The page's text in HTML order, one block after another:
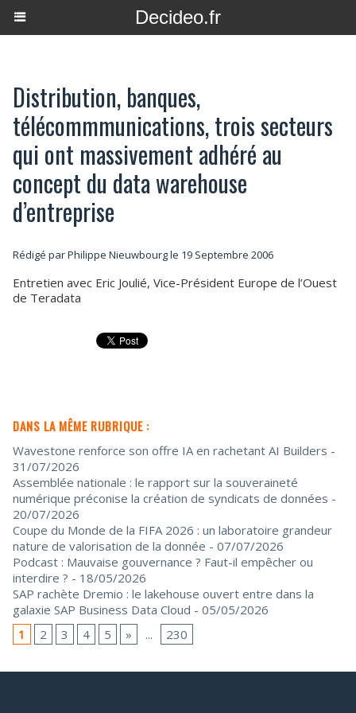
Decideo.fr
Distribution, banques,
télécommmunications, trois secteurs
qui ont massivement adhéré au
concept du data warehouse
d’entreprise
Rédigé par Philippe Nieuwbourg le 19 Septembre 2006
Entretien avec Eric Joulié, Vice-Président Europe de l’Ouest
de Teradata
DANS LA MÊME RUBRIQUE :
Wavestone renforce son offre IA en rachetant AI Builders -
31/07/2026
Assemblée nationale : le rapport sur la souveraineté
numérique préconise la création de syndicats de données -
20/07/2026
Coupe du Monde de la FIFA 2026 : un laboratoire grandeur
nature de valorisation de la donnée - 07/07/2026
Podcast : Mauvaise gouvernance ? Faut-il empêcher ou
interdire ? - 18/05/2026
SAP rachète Dremio : le lakehouse ouvert entre dans la
galaxie SAP Business Data Cloud - 05/05/2026
1
2 3 4 5 » ... 230